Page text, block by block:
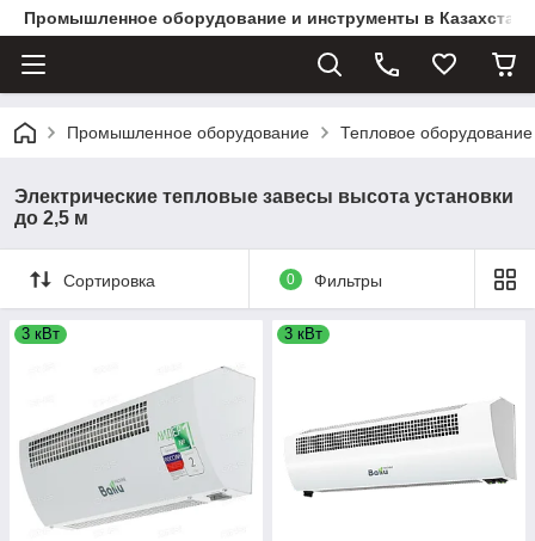
Промышленное оборудование и инструменты в
Промышленное оборудование Тепловое
Электрические тепловые завесы высота установки
до 2,5 м
Сортировка 0 Фильтры
3 кВт 3 кВт